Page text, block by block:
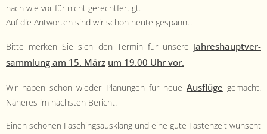
nach wie vor für nicht gerecht­fer­tigt.
Auf die Antworten sind wir schon heute gespannt.
Bitte merken Sie sich den Ter­min für unsere Jahre­shauptver­
samm­lung am 15. März um 19.00 Uhr vor.
Wir haben schon wieder Pla­nun­gen für neue Aus­flüge gemacht.
Näheres im näch­sten Bericht.
Einen schö­nen Faschingsausklang und eine gute Fas­ten­zeit wün­scht